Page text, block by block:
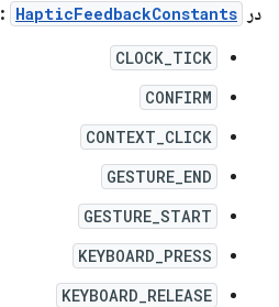
در
HapticFeedbackConstants
:
CLOCK_TICK
CONFIRM
CONTEXT_CLICK
GESTURE_END
GESTURE_START
KEYBOARD_PRESS
KEYBOARD_RELEASE